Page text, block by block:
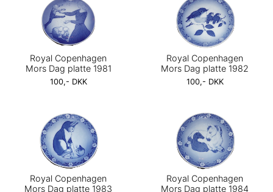
Royal Copenhagen
Mors Dag platte 1981
100,- DKK
Royal Copenhagen
Mors Dag platte 1982
100,- DKK
Royal Copenhagen
Mors Dag platte 1983
Royal Copenhagen
Mors Dag platte 1984